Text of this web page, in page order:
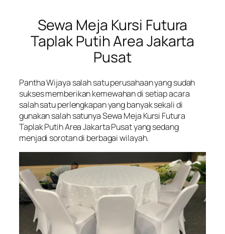
Sewa Meja Kursi Futura
Taplak Putih Area Jakarta
Pusat
Pantha Wijaya salah satu perusahaan yang sudah
sukses memberikan kemewahan di setiap acara
salah satu perlengkapan yang banyak sekali di
gunakan salah satunya Sewa Meja Kursi Futura
Taplak Putih Area Jakarta Pusat yang sedang
menjadi sorotan di berbagai wilayah.